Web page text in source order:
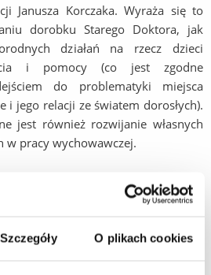
Szczegóły O plikach cookies
Janusza Korczaka. Wyraża się to
dorobku Starego Doktora, jak
działań na rzecz dzieci
i pomocy (co jest zgodne
do problematyki miejsca
i jego relacji ze światem dorosłych).
jest również rozwijanie własnych
w pracy wychowawczej.
Kręgu jest rozwijanie wiedzy,
funkcjonowania w roli
których źródłem jest pedagogiczna